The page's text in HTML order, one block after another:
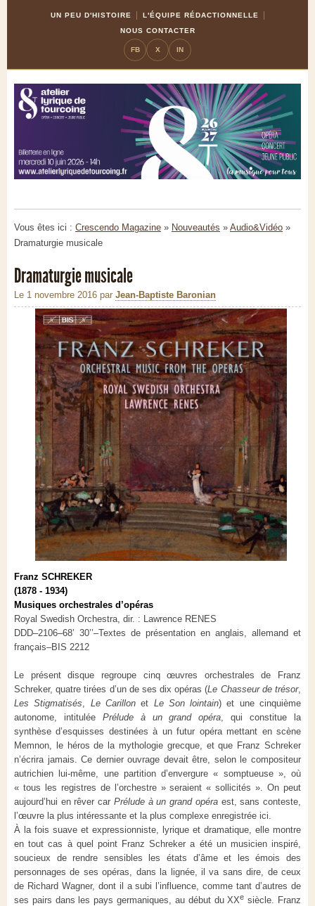
UN PEU D'HISTOIRE
L'ÉQUIPE RÉDACTIONNELLE
NOUS CONTACTER
FB X IN
Vous êtes ici : Crescendo Magazine » Nouveautés » Audio&Vidéo »
Dramaturgie musicale
Dramaturgie musicale
Le 1 novembre 2016 par Jean-Baptiste Baronian
Franz SCHREKER
(1878 - 1934)
Musiques orchestrales d’opéras
Royal Swedish Orchestra, dir. : Lawrence RENES
DDD–2106–68’ 30’’–Textes de présentation en anglais, allemand et
français–BIS 2212
Le présent disque regroupe cinq œuvres orchestrales de Franz
Schreker, quatre tirées d’un de ses dix opéras (Le Chasseur de trésor,
Les Stigmatisés
Le Carillonet Le Son lointain) et une cinquième
autonome, intitulée Prélude à un grand opéra , qui constitue la
synthèse d’esquisses destinées à un futur opéra mettant en scène
Memnon, le héros de la mythologie grecque, et que Franz Schreker
n’écrira jamais. Ce dernier ouvrage devait être, selon le compositeur
autrichien lui-même, une partition d’envergure « somptueuse », où
« tous les registres de l’orchestre » seraient « sollicités ». On peut
aujourd’hui en rêver car Prélude à un grand opéraest, sans conteste,
l’œuvre la plus intéressante et la plus complexe enregistrée ici.
À la fois suave et expressionniste, lyrique et dramatique, elle montre
en tout cas à quel point Franz Schreker a été un musicien inspiré,
soucieux de rendre sensibles les états d’âme et les émois des
personnages de ses opéras, dans la lignée, il va sans dire, de ceux
de Richard Wagner, dont il a subi l’influence, comme tant d’autres de
ses pairs dans les pays germaniques, au début du XXe siècle. Franz